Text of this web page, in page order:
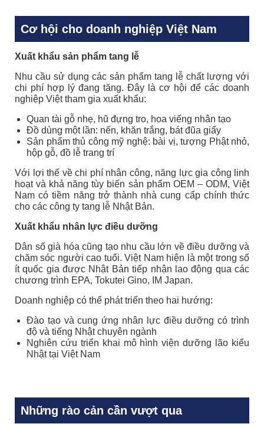
Cơ hội cho doanh nghiệp Việt Nam
Xuất khẩu sản phẩm tang lễ
Nhu cầu sử dụng các sản phẩm tang lễ chất lượng với
chi phí hợp lý đang tăng. Đây là cơ hội để các doanh
nghiệp Việt tham gia xuất khẩu:
Quan tài gỗ nhẹ, hũ đựng tro, hoa viếng nhân tạo
Đồ dùng một lần: nến, khăn trắng, bát đũa giấy
Sản phẩm thủ công mỹ nghệ: bài vị, tượng Phật nhỏ,
hộp gỗ, đồ lễ trang trí
Với lợi thế về chi phí nhân công, năng lực gia công linh
hoạt và khả năng tùy biến sản phẩm OEM – ODM, Việt
Nam có tiềm năng trở thành nhà cung cấp chính thức
cho các công ty tang lễ Nhật Bản.
Xuất khẩu nhân lực điều dưỡng
Dân số già hóa cũng tạo nhu cầu lớn về điều dưỡng và
chăm sóc người cao tuổi. Việt Nam hiện là một trong số
ít quốc gia được Nhật Bản tiếp nhận lao động qua các
chương trình EPA, Tokutei Gino, IM Japan.
Doanh nghiệp có thể phát triển theo hai hướng:
Đào tạo và cung ứng nhân lực điều dưỡng có trình
độ và tiếng Nhật chuyên ngành
Nghiên cứu triển khai mô hình viện dưỡng lão kiểu
Nhật tại Việt Nam
Những rào cản cần vượt qua